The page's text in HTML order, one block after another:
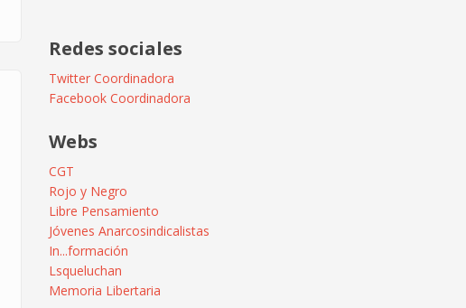
Redes sociales
Twitter Coordinadora
Facebook Coordinadora
Webs
CGT
Rojo y Negro
Libre Pensamiento
Jóvenes Anarcosindicalistas
In...formación
Lsqueluchan
Memoria Libertaria